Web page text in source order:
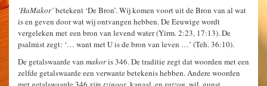
‘HaMakor’betekent ‘De Bron’. Wij komen voort uit de Bron van al wat
is en geven door wat wij ontvangen hebben. De Eeuwige wordt
vergeleken met een bron van levend water (Yirm. 2:23, 17:13). De
psalmist zegt: ‘… want met U is de bron van leven …’ (Teh. 36:10).
De getalswaarde van makoris 346. De traditie zegt dat woorden met een
zelfde getalswaarde een verwante betekenis hebben. Andere woorden